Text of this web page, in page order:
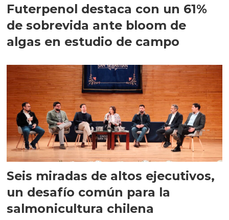
Futerpenol destaca con un 61%
de sobrevida ante bloom de
algas en estudio de campo
Seis miradas de altos ejecutivos,
un desafío común para la
salmonicultura chilena